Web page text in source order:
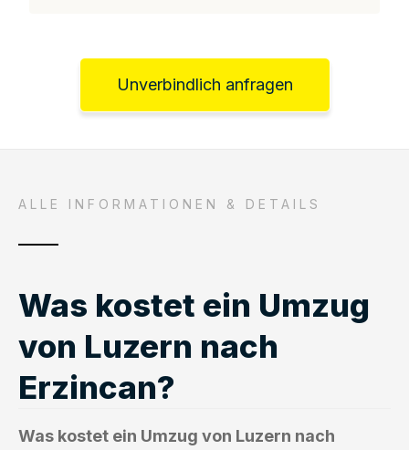
Unverbindlich anfragen
ALLE INFORMATIONEN & DETAILS
Was kostet ein Umzug
von Luzern nach
Erzincan?
Was kostet ein Umzug von Luzern nach